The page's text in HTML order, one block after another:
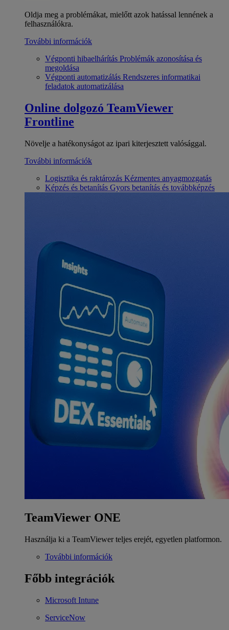
Oldja meg a problémákat, mielőtt azok hatással lennének a
felhasználókra.
További információk
Végponti hibaelhárítás Problémák azonosítása és
megoldása
Végponti automatizálás Rendszeres informatikai
feladatok automatizálása
Online dolgozó TeamViewer
Frontline
Növelje a hatékonyságot az ipari kiterjesztett valósággal.
További információk
Logisztika és raktározás Kézmentes anyagmozgatás
Képzés és betanítás Gyors betanítás és továbbképzés
TeamViewer ONE
Használja ki a TeamViewer teljes erejét, egyetlen platformon.
További információk
Főbb integrációk
Microsoft Intune
ServiceNow